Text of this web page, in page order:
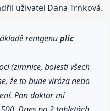
uživatel Dana Trnková.
rentgenuplic
(zimnice, bolesti všech
že to bude viróza nebo
Pan doktor mi